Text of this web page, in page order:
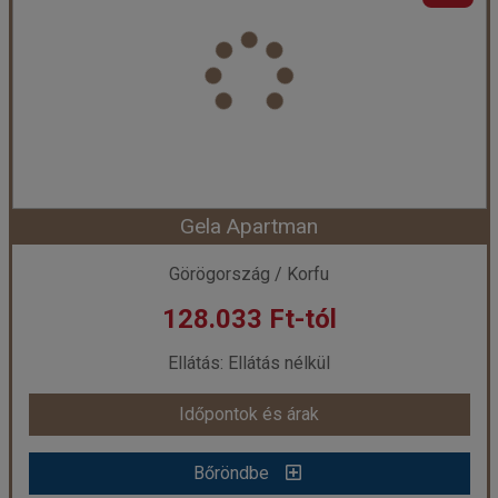
Város:Faliraki
Utazás módja:
Repülővel
Ellátás: Ellátás nélkül
Szálláskategória:
Program szerint
Időpont: 2026-08-29 | 7 éj
már 124.853 Ft-tól
Időpontok és árak
Bőröndbe
Gela Apartman
Görögország / Korfu
128.033 Ft-tól
Ellátás: Ellátás nélkül
Időpontok és árak
Bőröndbe